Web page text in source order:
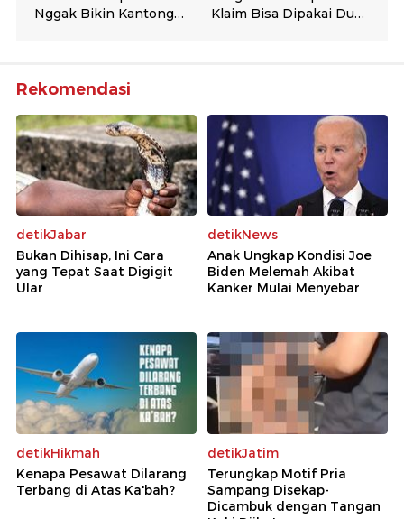
Rekomendasi
detikJabar
Bukan Dihisap, Ini Cara
yang Tepat Saat Digigit
Ular
detikNews
Anak Ungkap Kondisi Joe
Biden Melemah Akibat
Kanker Mulai Menyebar
detikHikmah
Kenapa Pesawat Dilarang
Terbang di Atas Ka'bah?
detikJatim
Terungkap Motif Pria
Sampang Disekap-
Dicambuk dengan Tangan